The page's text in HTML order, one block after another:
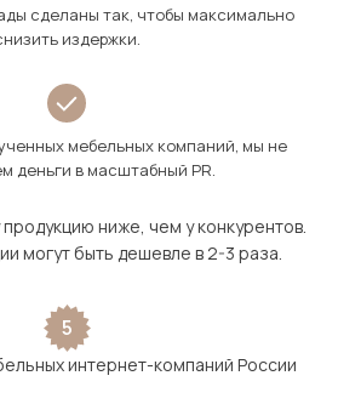
сделаны так, чтобы максимально
издержки.
мебельных компаний, мы не
деньги в масштабный PR.
ниже, чем у конкурентов.
могут быть дешевле в 2-3 раза.
5
интернет-компаний России